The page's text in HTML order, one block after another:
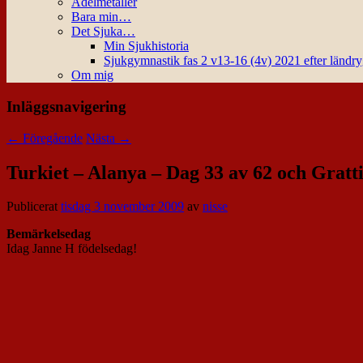
Bara min…
Det Sjuka…
Min Sjukhistoria
Sjukgymnastik fas 2 v13-16 (4v) 2021 efter
Om mig
Inläggsnavigering
← Föregående Nästa →
Turkiet – Alanya – Dag 33 av 62 och
Publicerattisdag 3 november 2009 av nisse
Bemärkelsedag
Idag Janne H födelsedag!